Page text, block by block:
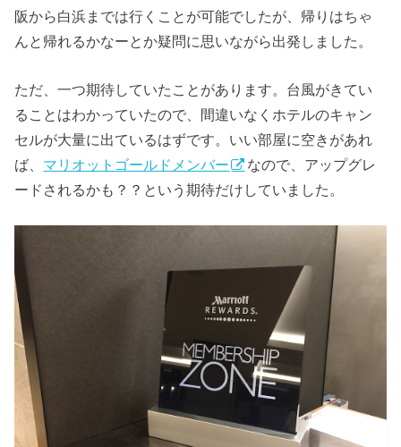
阪から白浜までは行くことが可能でしたが、帰りはちゃ
んと帰れるかなーとか疑問に思いながら出発しました。
ただ、一つ期待していたことがあります。台風がきてい
ることはわかっていたので、間違いなくホテルのキャン
セルが大量に出ているはずです。いい部屋に空きがあれ
ば、 マリオットゴールドメンバー
なので、アップグレ
ードされるかも？？という期待だけしていました。